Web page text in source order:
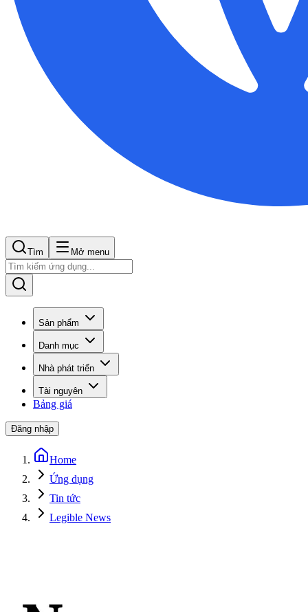
Tìm Mở menu
Sản phẩm
Danh mục
Nhà phát triển
Tài nguyên
Bảng giá
Đăng nhập
Home
Ứng dụng
Tin tức
Legible News